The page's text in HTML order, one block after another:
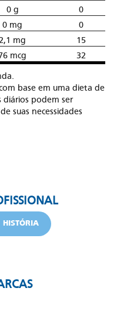
0 g
0
0 mg
0
2,1 mg
15
mcg 32
base em uma dieta de
diários podem ser
suas necessidades
HISTÓRIA